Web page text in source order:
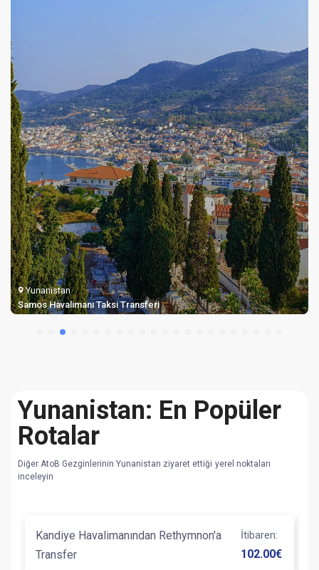
Yunanistan
Samos Havalimanı Taksi Transferi
Yunanistan: En Popüler
Rotalar
Diğer AtoB Gezginlerinin Yunanistan ziyaret ettiği yerel noktaları
inceleyin
Kandiye Havalimanından Rethymnon'a
Transfer
İtibaren:
102.00€